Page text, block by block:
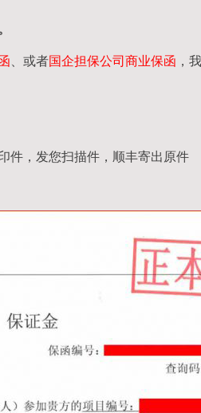
。
、或者国企担保公司商业保函 ，
件，发您扫描件，顺丰寄出原件